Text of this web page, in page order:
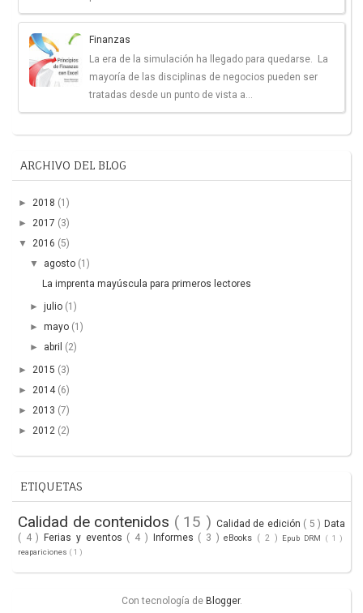
Finanzas
La era de la simulación ha llegado para quedarse. La
mayoría de las disciplinas de negocios pueden ser
tratadas desde un punto de vista a...
ARCHIVO DEL BLOG
► 2018 (1)
► 2017 (3)
▼ 2016 (5)
▼ agosto (1)
La imprenta mayúscula para primeros lectores
►julio (1)
►mayo (1)
► abril (2)
► 2015 (3)
► 2014 (6)
► 2013 (7)
► 2012 (2)
ETIQUETAS
Calidad de contenidos ( 15 ) Calidad de edición ( 5 ) Data
( 4 )
Ferias y eventos ( 4 ) Informes ( 3 )eBooks ( 2 ) Epub DRM
( 1 )
reapariciones ( 1 )
Con tecnología de Blogger.